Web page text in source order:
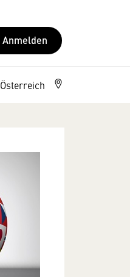
Anmelden
Österreich